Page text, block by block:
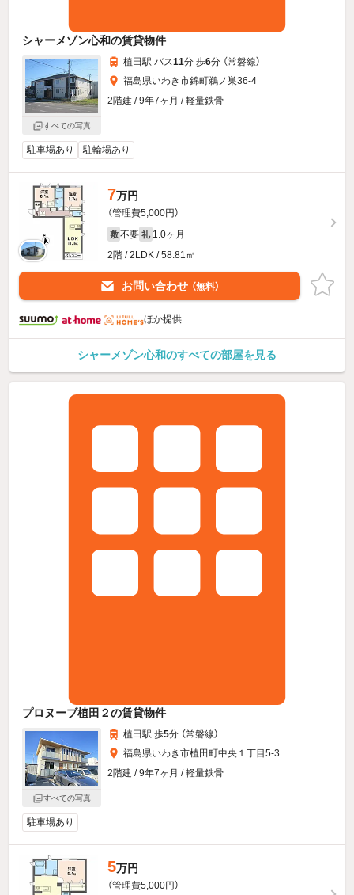
シャーメゾン心和の賃貸物件
すべての写真
植田駅 バス11分 歩6分 （常磐線）
福島県いわき市錦町鵜ノ巣36-4
2階建 / 9年7ヶ月 / 軽量鉄骨
駐車場あり 駐輪場あり
7万円
（管理費5,000円）
敷 不要 礼 1.0ヶ月
2階 / 2LDK / 58.81㎡
お問い合わせ （無料）
ほか提供
シャーメゾン心和のすべての部屋を見る
プロヌーブ植田２の賃貸物件
すべての写真
植田駅 歩5分 （常磐線）
福島県いわき市植田町中央１丁目5-3
2階建 / 9年7ヶ月 / 軽量鉄骨
駐車場あり
5万円
（管理費5,000円）